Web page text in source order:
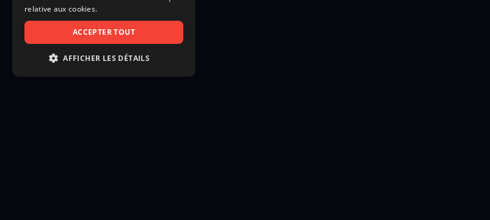
relative aux cookies.
ACCEPTER TOUT
AFFICHER LES DÉTAILS